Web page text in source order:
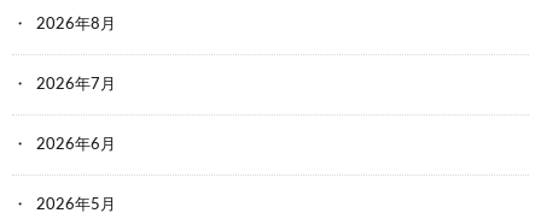
2026年8月
2026年7月
2026年6月
2026年5月